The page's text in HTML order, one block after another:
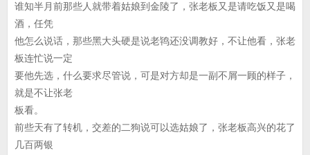
谁知半月前那些人就带着姑娘到金陵了，张老板又是请吃饭又是喝
酒，任凭
他怎么说话，那些黑大头硬是说老鸨还没调教好，不让他看，张老
板连忙说一定
要他先选，什么要求尽管说，可是对方却是一副不屑一顾的样子，
就是不让张老
板看。
前些天有了转机，交差的二狗说可以选姑娘了，张老板高兴的花了
几百两银